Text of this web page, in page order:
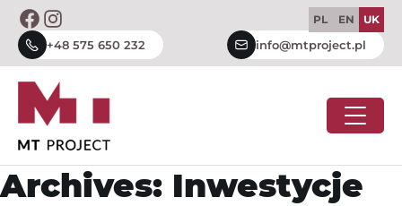
Skip
content+48 575 650 232 info@mtproject.pl
PL EN UK
Archives: Inwestycje